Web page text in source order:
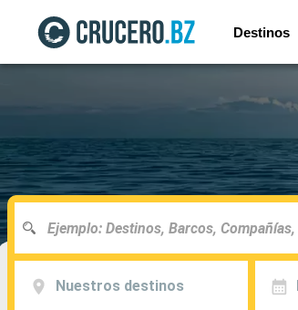
Destinos
Nuestros destinos